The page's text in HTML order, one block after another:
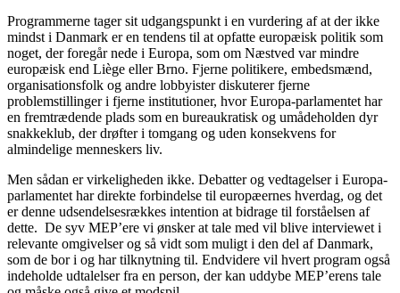
Programmerne tager sit udgangspunkt i en vurdering af at der ikke
mindst i Danmark er en tendens til at opfatte europæisk politik som
noget, der foregår nede i Europa, som om Næstved var mindre
europæisk end Liège eller Brno. Fjerne politikere, embedsmænd,
organisationsfolk og andre lobbyister diskuterer fjerne
problemstillinger i fjerne institutioner, hvor Europa-parlamentet har
en fremtrædende plads som en bureaukratisk og umådeholden dyr
snakkeklub, der drøfter i tomgang og uden konsekvens for
almindelige menneskers liv.
Men sådan er virkeligheden ikke. Debatter og vedtagelser i Europa-
parlamentet har direkte forbindelse til europæernes hverdag, og det
er denne udsendelsesrækkes intention at bidrage til forståelsen af
dette. De syv MEP’ere vi ønsker at tale med vil blive interviewet i
relevante omgivelser og så vidt som muligt i den del af Danmark,
som de bor i og har tilknytning til. Endvidere vil hvert program også
indeholde udtalelser fra en person, der kan uddybe MEP’erens tale